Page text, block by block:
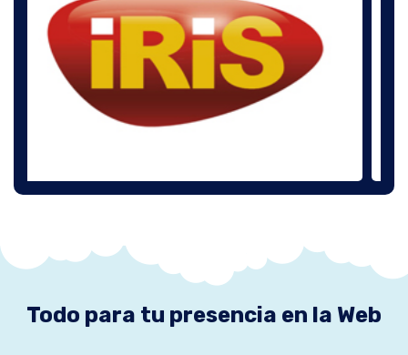
Todo para tu presencia en la Web